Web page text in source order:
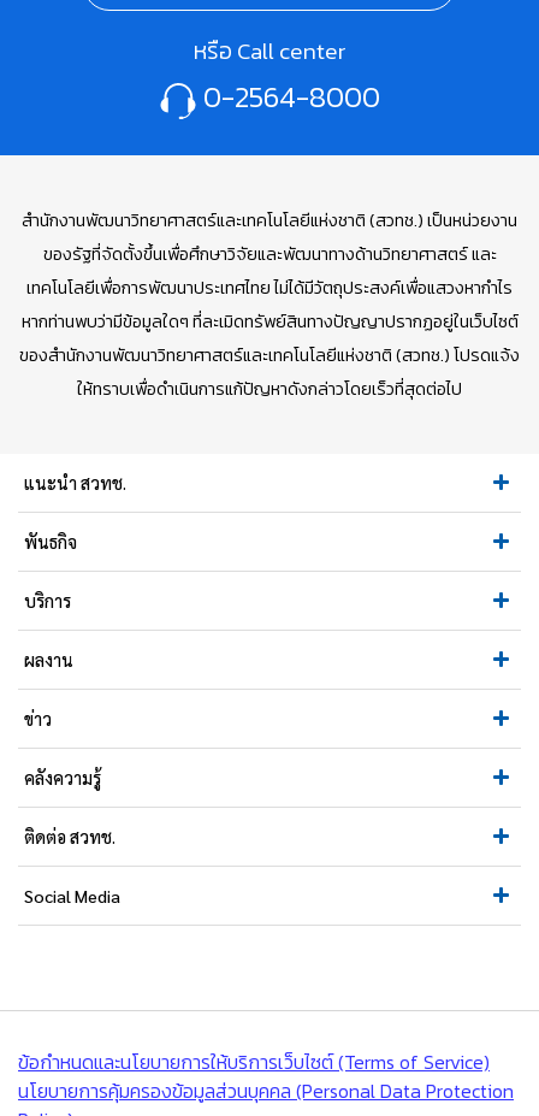
หรือ Call center
0-2564-8000
สำนักงานพัฒนาวิทยาศาสตร์และเทคโนโลยีแห่งชาติ (สวทช.) เป็นหน่วยงาน
ของรัฐที่จัดตั้งขึ้นเพื่อศึกษาวิจัยและพัฒนาทางด้านวิทยาศาสตร์ และ
เทคโนโลยีเพื่อการพัฒนาประเทศไทย ไม่ได้มีวัตถุประสงค์เพื่อแสวงหากำไร
หากท่านพบว่ามีข้อมูลใดๆ ที่ละเมิดทรัพย์สินทางปัญญาปรากฏอยู่ในเว็บไซต์
ของสำนักงานพัฒนาวิทยาศาสตร์และเทคโนโลยีแห่งชาติ (สวทช.) โปรดแจ้ง
ให้ทราบเพื่อดำเนินการแก้ปัญหาดังกล่าวโดยเร็วที่สุดต่อไป
แนะนำ สวทช.
พันธกิจ
บริการ
ผลงาน
ข่าว
คลังความรู้
ติดต่อ สวทช.
Social Media
ข้อกำหนดและนโยบายการให้บริการเว็บไซต์ (Terms of Service)
นโยบายการคุ้มครองข้อมูลส่วนบุคคล (Personal Data Protection